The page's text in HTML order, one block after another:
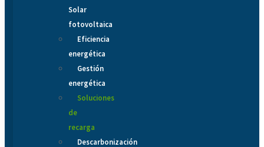
Solar
fotovoltaica
Eficiencia
energética
Gestión
energética
Soluciones
de
recarga
Descarbonización